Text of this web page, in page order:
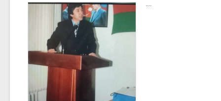
....